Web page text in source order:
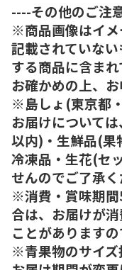
----その他のご注
※商品画像はイメ
記載されていな
する商品に含ま
お確かめの上、お
※島しょ(東京都
お届けについて
以内)・生鮮品(果
冷凍品・生花(セ
せんのでご了承く
※消費・賞味期間
合は、お届けが
ことがありますの
※青果物のサイズ